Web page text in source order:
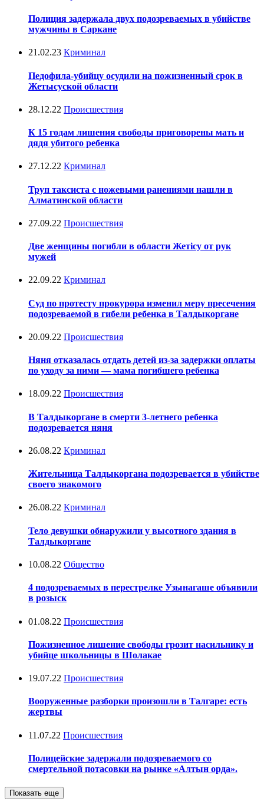
Полиция задержала двух подозреваемых в убийстве
мужчины в Саркане
21.02.23 Криминал
Педофила-убийцу осудили на пожизненный срок в
Жетысуской области
28.12.22 Происшествия
К 15 годам лишения свободы приговорены мать и
дядя убитого ребенка
27.12.22 Криминал
Труп таксиста с ножевыми ранениями нашли в
Алматинской области
27.09.22 Происшествия
Две женщины погибли в области Жетісу от рук
мужей
22.09.22 Криминал
Суд по протесту прокурора изменил меру пресечения
подозреваемой в гибели ребенка в Талдыкоргане
20.09.22 Происшествия
Няня отказалась отдать детей из-за задержки оплаты
по уходу за ними — мама погибшего ребенка
18.09.22 Происшествия
В Талдыкоргане в смерти 3-летнего ребенка
подозревается няня
26.08.22 Криминал
Жительница Талдыкоргана подозревается в убийстве
своего знакомого
26.08.22 Криминал
Тело девушки обнаружили у высотного здания в
Талдыкоргане
10.08.22 Общество
4 подозреваемых в перестрелке Узынагаше объявили
в розыск
01.08.22 Происшествия
Пожизненное лишение свободы грозит насильнику и
убийце школьницы в Шолакае
19.07.22 Происшествия
Вооруженные разборки произошли в Талгаре: есть
жертвы
11.07.22 Происшествия
Полицейские задержали подозреваемого со
смертельной потасовки на рынке «Алтын орда».
Показать еще